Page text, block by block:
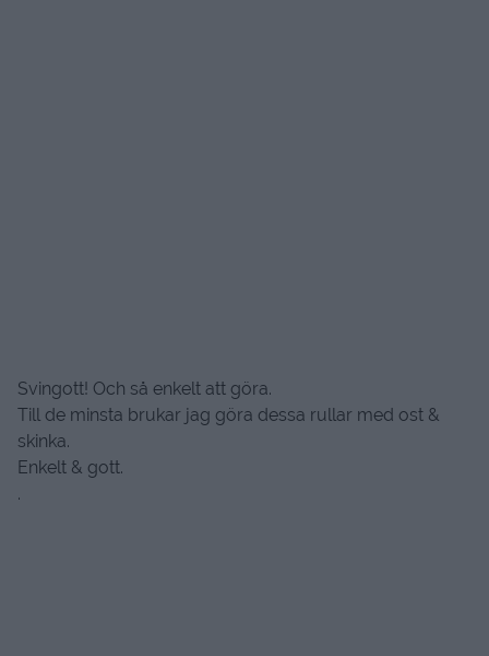
Svingott! Och så enkelt att göra.
Till de minsta brukar jag göra dessa rullar med ost &
skinka.
Enkelt & gott.
.